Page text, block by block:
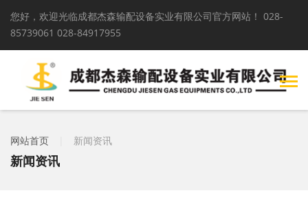
您好，欢迎光临成都杰森输配设备实业有限公司官方网站！ 028-
85739061 028-84917955
网站首页 新闻资讯
新闻资讯